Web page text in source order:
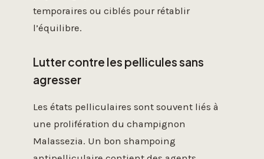
temporaires ou ciblés pour rétablir
l’équilibre.
Lutter contre les pellicules sans
agresser
Les états pelliculaires sont souvent liés à
une prolifération du champignon
Malassezia. Un bon shampoing